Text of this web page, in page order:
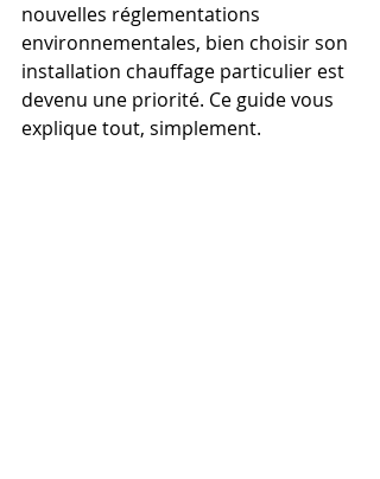
nouvelles réglementations
environnementales, bien choisir son
installation chauffage particulier est
devenu une priorité. Ce guide vous
explique tout, simplement.